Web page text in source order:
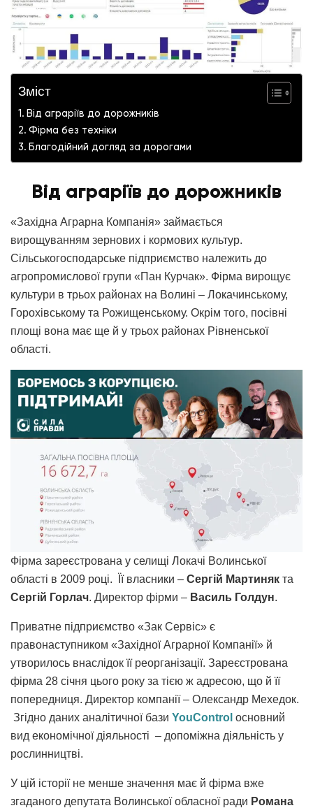
Зміст
Від аграріїв до дорожників
Фірма без техніки
Благодійний догляд за дорогами
Від аграріїв до дорожників
«Західна Аграрна Компанія» займається
вирощуванням зернових і кормових культур.
Сільськогосподарське підприємство належить до
агропромислової групи «Пан Курчак». Фірма вирощує
культури в трьох районах на Волині – Локачинському,
Горохівському та Рожищенському. Окрім того, посівні
площі вона має ще й у трьох районах Рівненської
області.
Фірма зареєстрована у селищі Локачі Волинської
області в 2009 році. Її власники – Сергій Мартиняк та
Сергій Горлач. Директор фірми – Василь Голдун.
Приватне підприємство «Зак Сервіс» є
правонаступником «Західної Аграрної Компанії» й
утворилось внаслідок її реорганізації. Зареєстрована
фірма 28 січня цього року за тією ж адресою, що й її
попередниця. Директор компанії – Олександр Мехедок.
Згідно даних аналітичної бази YouСontrol основний
вид економічної діяльності – допоміжна діяльність у
рослинництві.
У цій історії не менше значення має й фірма вже
згаданого депутата Волинської обласної ради Романа